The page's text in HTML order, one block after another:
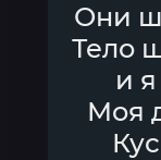
Они
Тело
и
Моя